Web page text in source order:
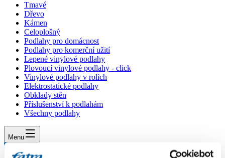
Tmavé
Dřevo
Kámen
Celoplošný
Podlahy pro domácnost
Podlahy pro komerční užití
Lepené vinylové podlahy
Plovoucí vinylové podlahy - click
Vinylové podlahy v rolích
Elektrostatické podlahy
Obklady stěn
Příslušenství k podlahám
Všechny podlahy
Menu